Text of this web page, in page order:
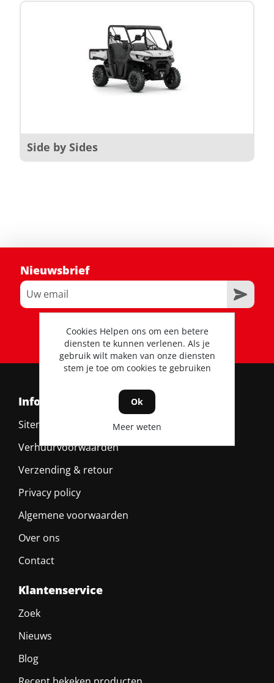
Side by Sides
Nieuwsbrief
RSS
Informatie
Sitemap
Verhuurvoorwaarden
Verzending & retour
Privacy policy
Algemene voorwaarden
Over ons
Contact
Klantenservice
Zoek
Nieuws
Blog
Cookies Helpen ons om een betere
diensten te kunnen verlenen. Als je
gebruik wilt maken van onze diensten
stem je toe om cookies te gebruiken
Ok
Meer weten